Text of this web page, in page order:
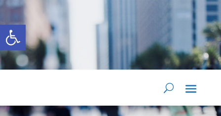
Abrir barra de herramientas